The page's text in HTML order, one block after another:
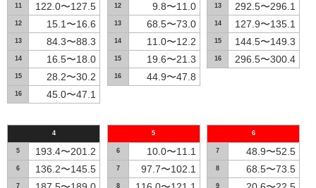
11 122.0〜127.5
12 15.1〜16.6
13 84.3〜88.3
14 16.5〜18.0
15 28.2〜30.2
16 45.0〜47.1
12 9.8〜11.0
13 68.5〜73.0
14 11.0〜12.2
15 19.6〜21.3
16 44.9〜47.8
13 292.5〜296.1
14 127.9〜135.1
15 144.5〜149.3
16 296.5〜300.4
4
5 193.4〜201.2
6 136.2〜145.5
7
5
6 10.0〜11.1
7 97.7〜102.1
8
6
7 48.9〜52.5
8 68.5〜73.5
9